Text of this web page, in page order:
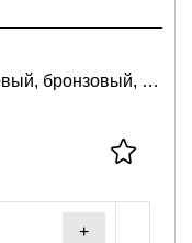
бежево-коричневый, бежевый, бронзовый, коричневый, светло-серый
+